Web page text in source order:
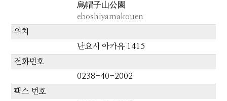
烏帽子山公園
eboshiyamakouen
위치
난요시 아카유 1415
전화번호
0238-40-2002
팩스 번호